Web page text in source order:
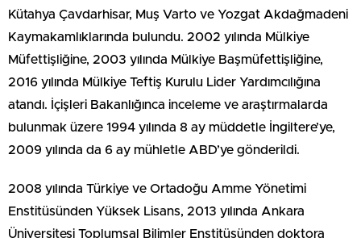
Kütahya Çavdarhisar, Muş Varto ve Yozgat Akdağmadeni
Kaymakamlıklarında bulundu. 2002 yılında Mülkiye
Müfettişliğine, 2003 yılında Mülkiye Başmüfettişliğine,
2016 yılında Mülkiye Teftiş Kurulu Lider Yardımcılığına
atandı. İçişleri Bakanlığınca inceleme ve araştırmalarda
bulunmak üzere 1994 yılında 8 ay müddetle İngiltere’ye,
2009 yılında da 6 ay mühletle ABD’ye gönderildi.
2008 yılında Türkiye ve Ortadoğu Amme Yönetimi
Enstitüsünden Yüksek Lisans, 2013 yılında Ankara
Üniversitesi Toplumsal Bilimler Enstitüsünden doktora